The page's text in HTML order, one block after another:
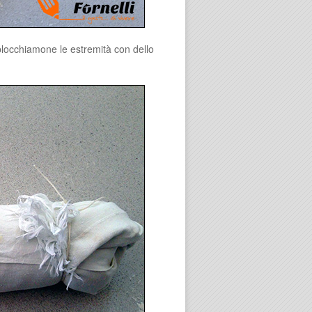
le estremità con dello